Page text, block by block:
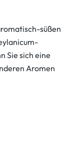
süßen
Sie sich eine
Aromen